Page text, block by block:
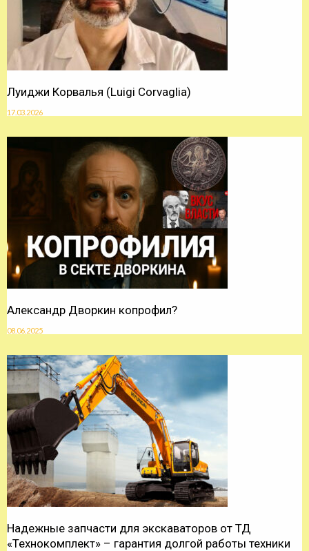
Луиджи Корвалья (Luigi Corvaglia)
17.03.2026
Александр Дворкин копрофил?
08.06.2025
Надежные запчасти для экскаваторов от ТД
«Технокомплект» – гарантия долгой работы техники